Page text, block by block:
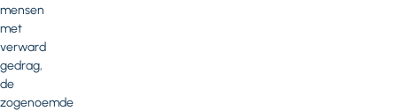
mensen
met
verward
gedrag,
de
zogenoemde